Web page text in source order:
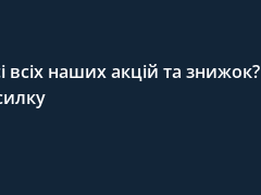
всіх наших акцій та знижок?